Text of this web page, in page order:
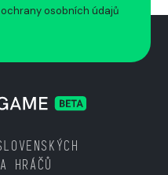
osobních údajů
HRÁČŮ